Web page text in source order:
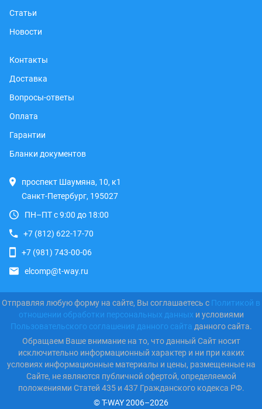
Статьи
Новости
Контакты
Доставка
Вопросы-ответы
Оплата
Гарантии
Бланки документов
проспект Шаумяна, 10, к1
Санкт-Петербург, 195027
ПН–ПТ с 9:00 до 18:00
+7 (812) 622-17-70
+7 (981) 743-00-06
elcomp@t-way.ru
Отправляя любую форму на сайте, Вы соглашаетесь с Политикой в
отношении обработки персональных данных и условиями
Пользовательского соглашения данного сайта данного сайта.
Обращаем Ваше внимание на то, что данный Сайт носит
исключительно информационный характер и ни при каких
условиях информационные материалы и цены, размещенные на
Сайте, не являются публичной офертой, определяемой
положениями Статей 435 и 437 Гражданского кодекса РФ.
© T-WAY 2006–2026